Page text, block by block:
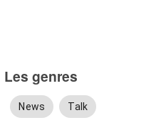
Les genres
News Talk